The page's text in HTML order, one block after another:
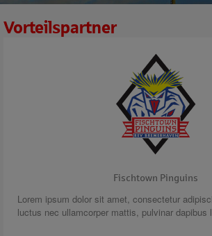
Vorteilspartner
Fischtown Pinguins
Lorem ipsum dolor sit amet, consectetur
luctus nec ullamcorper mattis, pulvinar dapibus